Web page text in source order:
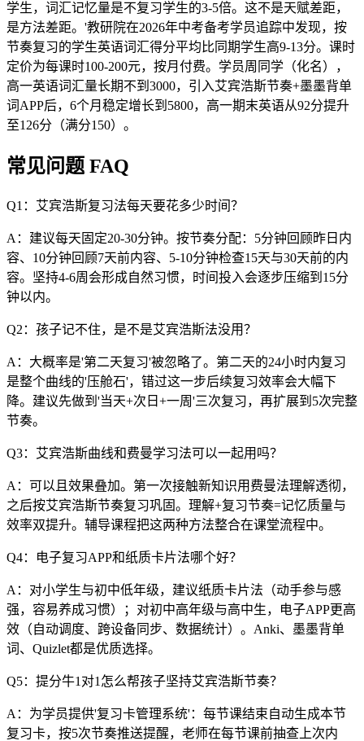
学生，词汇记忆量是不复习学生的3-5倍。这不是天赋差距，
是方法差距。'教研院在2026年中考备考学员追踪中发现，按
节奏复习的学生英语词汇得分平均比同期学生高9-13分。课时
定价为每课时100-200元，按月付费。学员周同学（化名），
高一英语词汇量长期不到3000，引入艾宾浩斯节奏+墨墨背单
词APP后，6个月稳定增长到5800，高一期末英语从92分提升
至126分（满分150）。
常见问题 FAQ
Q1：艾宾浩斯复习法每天要花多少时间？
A：建议每天固定20-30分钟。按节奏分配：5分钟回顾昨日内
容、10分钟回顾7天前内容、5-10分钟检查15天与30天前的内
容。坚持4-6周会形成自然习惯，时间投入会逐步压缩到15分
钟以内。
Q2：孩子记不住，是不是艾宾浩斯法没用？
A：大概率是'第二天复习'被忽略了。第二天的24小时内复习
是整个曲线的'压舱石'，错过这一步后续复习效率会大幅下
降。建议先做到'当天+次日+一周'三次复习，再扩展到5次完整
节奏。
Q3：艾宾浩斯曲线和费曼学习法可以一起用吗？
A：可以且效果叠加。第一次接触新知识用费曼法理解透彻，
之后按艾宾浩斯节奏复习巩固。理解+复习节奏=记忆质量与
效率双提升。辅导课程把这两种方法整合在课堂流程中。
Q4：电子复习APP和纸质卡片法哪个好？
A：对小学生与初中低年级，建议纸质卡片法（动手参与感
强，容易养成习惯）；对初中高年级与高中生，电子APP更高
效（自动调度、跨设备同步、数据统计）。Anki、墨墨背单
词、Quizlet都是优质选择。
Q5：提分牛1对1怎么帮孩子坚持艾宾浩斯节奏？
A：为学员提供'复习卡管理系统'：每节课结束自动生成本节
复习卡，按5次节奏推送提醒，老师在每节课前抽查上次内